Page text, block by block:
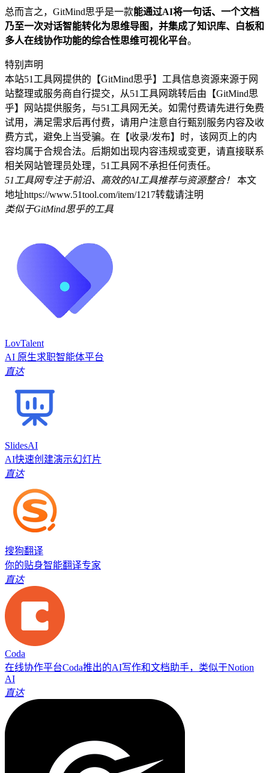
总而言之，GitMind思乎是一款能通过AI将一句话、一个文档
乃至一次对话智能转化为思维导图，并集成了知识库、白板和
多人在线协作功能的综合性思维可视化平台。
特别声明
本站51工具网提供的【GitMind思乎】工具信息资源来源于网
站整理或服务商自行提交，从51工具网跳转后由【GitMind思
乎】网站提供服务，与51工具网无关。如需付费请先进行免费
试用，满足需求后再付费，请用户注意自行甄别服务内容及收
费方式，避免上当受骗。在【收录/发布】时，该网页上的内
容均属于合规合法。后期如出现内容违规或变更，请直接联系
相关网站管理员处理，51工具网不承担任何责任。
51工具网专注于前沿、高效的AI工具推荐与资源整合！
本文
地址https://www.51tool.com/item/1217转载请注明
类似于GitMind思乎的工具
LovTalent
AI 原生求职智能体平台
直达
SlidesAI
AI快速创建演示幻灯片
直达
搜狗翻译
你的贴身智能翻译专家
直达
Coda
在线协作平台Coda推出的AI写作和文档助手，类似于Notion
AI
直达